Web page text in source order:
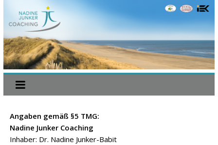
Angaben gemäß §5 TMG:
Nadine Junker Coaching
Inhaber: Dr. Nadine Junker-Babit